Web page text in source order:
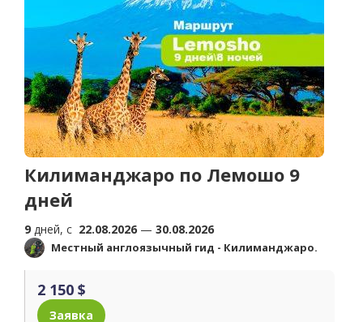
Килиманджаро по Лемошо 9
дней
9 дней, c 22.08.2026 — 30.08.2026
Местный англоязычный гид - Килиманджаро.
2 150 $
Заявка